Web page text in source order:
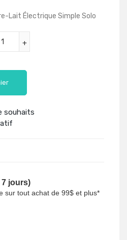
Lait Électrique Simple Solo
souhaits
7 jours)
sur tout achat de 99$ et plus*